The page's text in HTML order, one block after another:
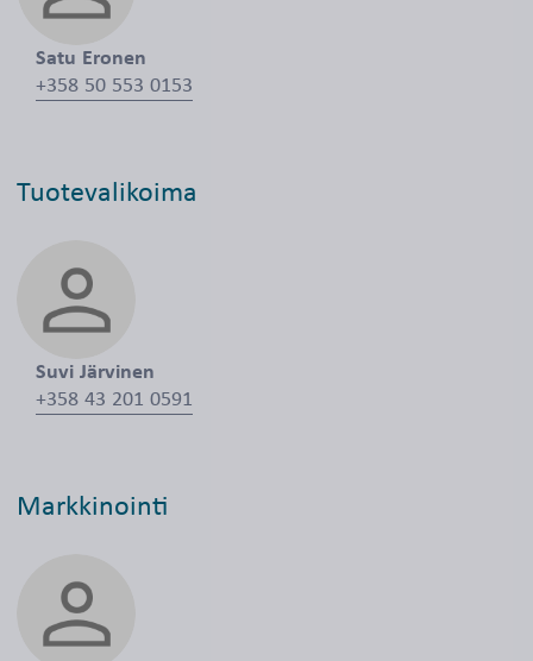
Satu Eronen
+358 50 553 0153
Tuotevalikoima
Suvi Järvinen
+358 43 201 0591
Markkinointi